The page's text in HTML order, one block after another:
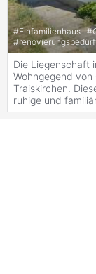
#Einfamilienhaus #
#
Die Liegenschaft
Wohngegend
Traiskirchen.
ruhige und